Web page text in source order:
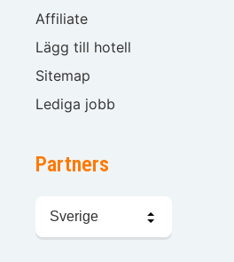
Affiliate
Lägg till hotell
Sitemap
Lediga jobb
Partners
språk